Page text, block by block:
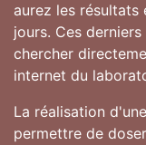
aurez les résultats
jours. Ces
chercher
internet du
La réalisation
permettre de